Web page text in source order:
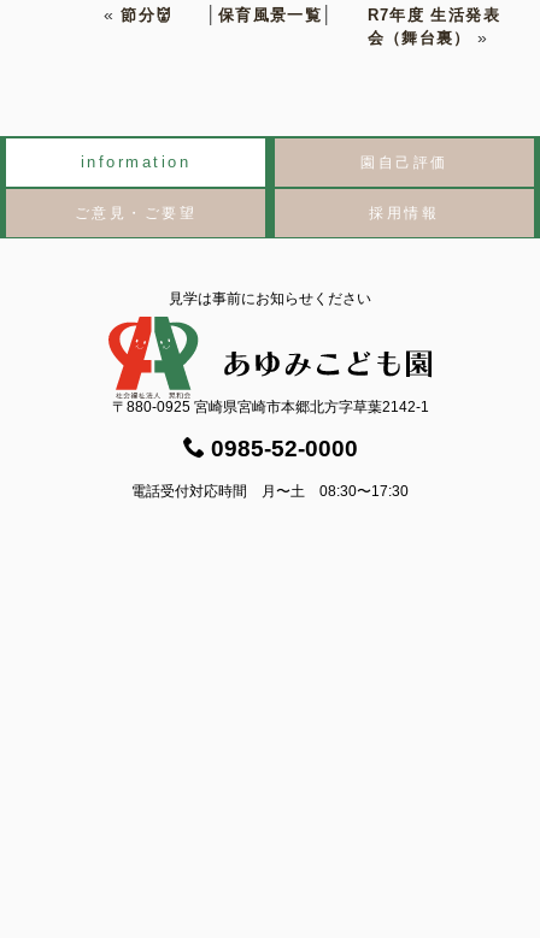
«節分👹 保育風景一覧
R7年度 生活発表
会（舞台裏）
»
information 園自己評価
ご意見・ご要望 採用情報
見学は事前にお知らせください
〒880-0925 宮崎県宮崎市本郷北方字草葉2142-1
0985-52-0000
電話受付対応時間 月〜土 08:30〜17:30